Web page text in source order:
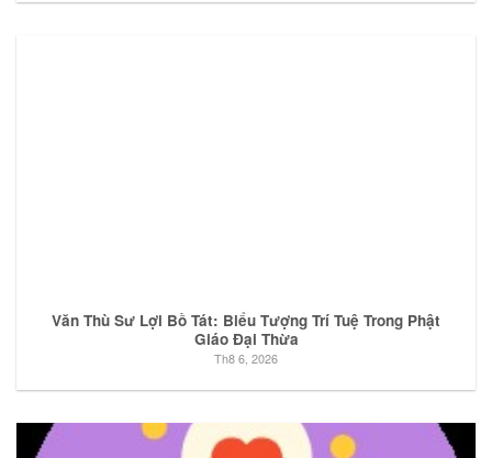
Văn Thù Sư Lợi Bồ Tát: Biểu Tượng Trí Tuệ Trong Phật
Giáo Đại Thừa
Th8 6, 2026